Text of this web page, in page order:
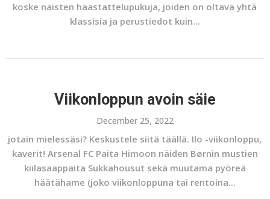
koske naisten haastattelupukuja, joiden on oltava yhtä
klassisia ja perustiedot kuin...
Viikonloppun avoin säie
December 25, 2022
jotain mielessäsi? Keskustele siitä täällä. Ilo -viikonloppu,
kaverit! Arsenal FC Paita Himoon näiden Børnin mustien
kiilasaappaita Sukkahousut sekä muutama pyöreä
häätähame (joko viikonloppuna tai rentoina...